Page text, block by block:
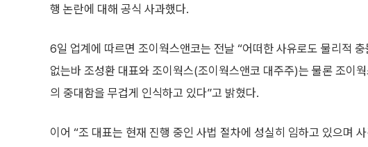
행 논란에 대해 공식 사과했다.
6일 업계에 따르면 조이웍스앤코는 전날 “어떠한 사유로도 물리적
없는바 조성환 대표와 조이웍스(조이웍스앤코 대주주)는 물론 조이
의 중대함을 무겁게 인식하고 있다”고 밝혔다.
이어 “조 대표는 현재 진행 중인 사법 절차에 성실히 임하고 있으며